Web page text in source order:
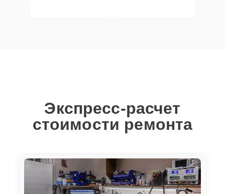
Экспресс-расчет
стоимости ремонта